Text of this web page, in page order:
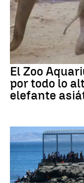
El Zoo
por todo lo
elefante